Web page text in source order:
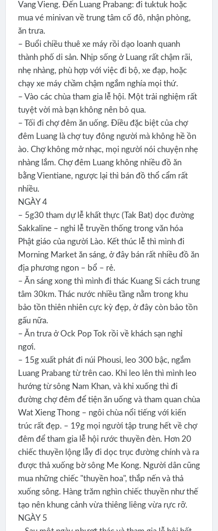
Vang Vieng. Đến Luang Prabang: đi tuktuk hoặc
mua vé minivan về trung tâm cố đô, nhận phòng,
ăn trưa.
– Buổi chiều thuê xe máy rồi dạo loanh quanh
thành phố di sản. Nhịp sống ở Luang rất chậm rãi,
nhẹ nhàng, phù hợp với việc đi bộ, xe đạp, hoặc
chạy xe máy chầm chậm ngắm nghía mọi thứ.
– Vào các chùa tham gia lễ hội. Một trải nghiệm rất
tuyệt vời mà bạn không nên bỏ qua.
– Tối đi chợ đêm ăn uống. Điều đặc biệt của chợ
đêm Luang là chợ tuy đông người mà không hề ồn
ào. Chợ không mở nhạc, mọi người nói chuyện nhẹ
nhàng lắm. Chợ đêm Luang không nhiều đồ ăn
bằng Vientiane, ngược lại thì bán đồ thổ cẩm rất
nhiều.
NGÀY 4
– 5g30 tham dự lễ khất thực (Tak Bat) dọc đường
Sakkaline – nghi lễ truyền thống trong văn hóa
Phật giáo của người Lào. Kết thúc lễ thì mình đi
Morning Market ăn sáng, ở đây bán rất nhiều đồ ăn
địa phương ngon – bổ – rẻ.
– Ăn sáng xong thì mình đi thác Kuang Si cách trung
tâm 30km. Thác nước nhiều tầng nằm trong khu
bảo tồn thiên nhiên cực kỳ đẹp, ở đây còn bảo tồn
gấu nữa.
– Ăn trưa ở Ock Pop Tok rồi về khách sạn nghỉ
ngơi.
– 15g xuất phát đi núi Phousi, leo 300 bậc, ngắm
Luang Prabang từ trên cao. Khi leo lên thì mình leo
hướng từ sông Nam Khan, và khi xuống thì đi
đường chợ đêm để tiện ăn uống và tham quan chùa
Wat Xieng Thong – ngôi chùa nổi tiếng với kiến
trúc rất đẹp. – 19g mọi người tập trung hết về chợ
đêm để tham gia lễ hội rước thuyền đèn. Hơn 20
chiếc thuyền lộng lẫy đi dọc trục đường chính và ra
được thả xuống bờ sông Me Kong. Người dân cũng
mua những chiếc "thuyền hoa", thắp nến và thả
xuống sông. Hàng trăm nghìn chiếc thuyền như thế
tạo nên khung cảnh vừa thiêng liêng vừa rực rỡ.
NGÀY 5